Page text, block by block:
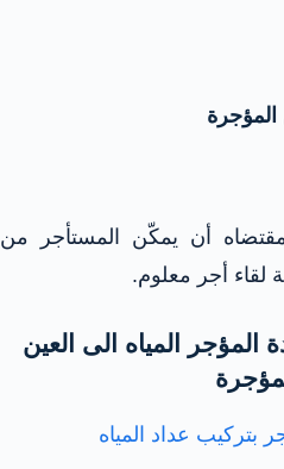
المؤجرة
أن يمكّن المستأجر من
لقاء أجر معلوم.
المياه الى العين